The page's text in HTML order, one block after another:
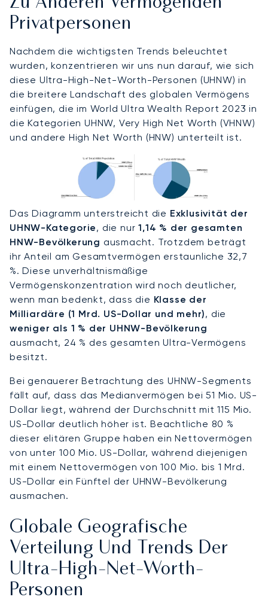
Privatpersonen
Nachdem die wichtigsten Trends beleuchtet
wurden, konzentrieren wir uns nun darauf, wie sich
diese Ultra-High-Net-Worth-Personen (UHNW) in
die breitere Landschaft des globalen Vermögens
einfügen, die im World Ultra Wealth Report 2023 in
die Kategorien UHNW, Very High Net Worth (VHNW)
und andere High Net Worth (HNW) unterteilt ist.
Das Diagramm unterstreicht die Exklusivität der
UHNW-Kategorie, die nur1,14 % der gesamten
HNW-Bevölkerung ausmacht. Trotzdem beträgt
ihr Anteil am Gesamtvermögen erstaunliche 32,7
%. Diese unverhältnismäßige
Vermögenskonzentration wird noch deutlicher,
wenn man bedenkt, dass die Klasse der
Milliardäre (1 Mrd. US-Dollar und mehr), die
weniger als 1 % der UHNW-Bevölkerung
ausmacht, 24 % des gesamten Ultra-Vermögens
besitzt.
Bei genauerer Betrachtung des UHNW-Segments
fällt auf, dass das Medianvermögen bei 51 Mio. US-
Dollar liegt, während der Durchschnitt mit 115 Mio.
US-Dollar deutlich höher ist. Beachtliche 80 %
dieser elitären Gruppe haben ein Nettovermögen
von unter 100 Mio. US-Dollar, während diejenigen
mit einem Nettovermögen von 100 Mio. bis 1 Mrd.
US-Dollar ein Fünftel der UHNW-Bevölkerung
ausmachen.
Globale Geografische
Verteilung Und Trends Der
Ultra-High-Net-Worth-
Personen